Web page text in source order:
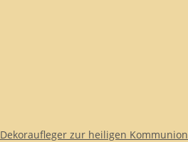
Dekoraufleger zur heiligen Kommunion